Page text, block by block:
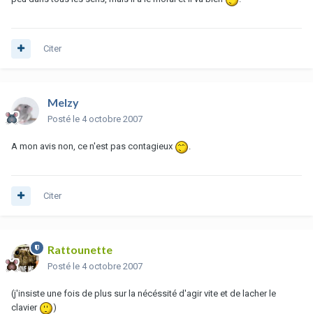
Citer
Melzy
Posté le 4 octobre 2007
A mon avis non, ce n'est pas contagieux .
Citer
Rattounette
Posté le 4 octobre 2007
(j'insiste une fois de plus sur la nécéssité d'agir vite et de lacher le
clavier
)